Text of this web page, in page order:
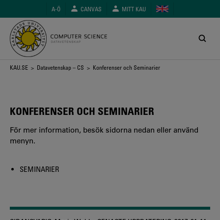
huvudinnehåll
A-Ö CANVAS MITT KAU
Länkstig
KAU.SE > Datavetenskap – CS > Konferenser och Seminarier
KONFERENSER OCH SEMINARIER
För mer information, besök sidorna nedan eller använd
menyn.
SEMINARIER